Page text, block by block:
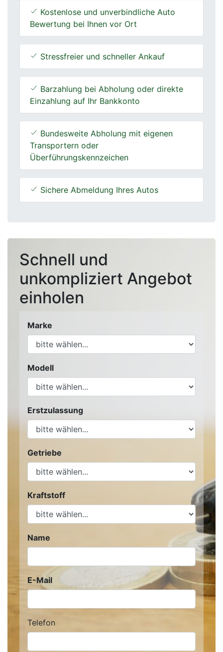
Kostenlose und unverbindliche Auto
Bewertung bei Ihnen vor Ort
Stressfreier und schneller Ankauf
Barzahlung bei Abholung oder direkte
Einzahlung auf Ihr Bankkonto
Bundesweite Abholung mit eigenen
Transportern oder
Überführungskennzeichen
Sichere Abmeldung Ihres Autos
Schnell und
unkompliziert Angebot
einholen
Marke
Modell
Erstzulassung
Getriebe
Kraftstoff
Name
E-Mail
Telefon